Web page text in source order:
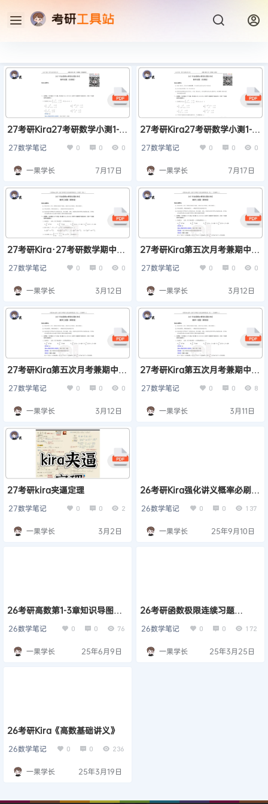
27考研Kira27考研数学小测1-高
27数学笔记 0 0 0
一果学长 7月17日
27考研Kira27考研数学小测1-高
27数学笔记 0 0 0
一果学长 7月17日
27考研Kira·27考研数学期中小
27数学笔记 0 0 0
一果学长 3月12日
27考研Kira第五次月考兼期中小
27数学笔记 0 0 0
一果学长 3月12日
27考研Kira第五次月考兼期中小
27数学笔记 0 0 0
一果学长 3月12日
27考研Kira第五次月考兼期中小
27数学笔记 0 0 8
一果学长 3月11日
27考研kira夹逼定理
27数学笔记 0 0 2
一果学长 3月2日
26考研Kira强化讲义概率必刷题
26数学笔记 0 0 137
一果学长 25年9月10日
26考研高数第1-3章知识导图
26数学笔记 0 0 76
一果学长 25年6月9日
26考研函数极限连续习题
26数学笔记 0 0 172
一果学长 25年3月25日
26考研Kira《高数基础讲义》
26数学笔记 0 0 236
一果学长 25年3月19日